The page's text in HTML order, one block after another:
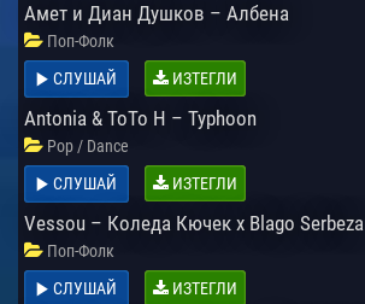
Амет и Диан Душков – Албена
Поп-Фолк
СЛУШАЙ
ИЗТЕГЛИ
Antonia & ToTo H – Typhoon
Pop / Dance
СЛУШАЙ
ИЗТЕГЛИ
Vessou – Коледа Кючек x Blago Serbeza
Поп-Фолк
СЛУШАЙ
ИЗТЕГЛИ